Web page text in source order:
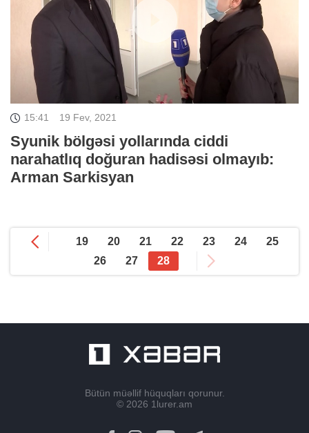
15:41 19 Fev, 2021
Syunik bölgəsi yollarında ciddi
narahatlıq doğuran hadisəsi olmayıb:
Arman Sarkisyan
19 20 21 22 23 24
25
26
27 28
Bütün müəllif hüquqları qorunur.
© 2026 1lurer.am